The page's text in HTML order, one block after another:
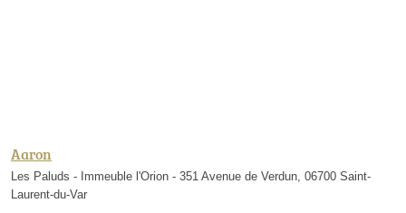
Aaron
Les Paluds - Immeuble l'Orion - 351 Avenue de Verdun, 06700 Saint-
Laurent-du-Var